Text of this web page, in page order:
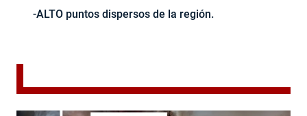
-ALTO puntos dispersos de la región.